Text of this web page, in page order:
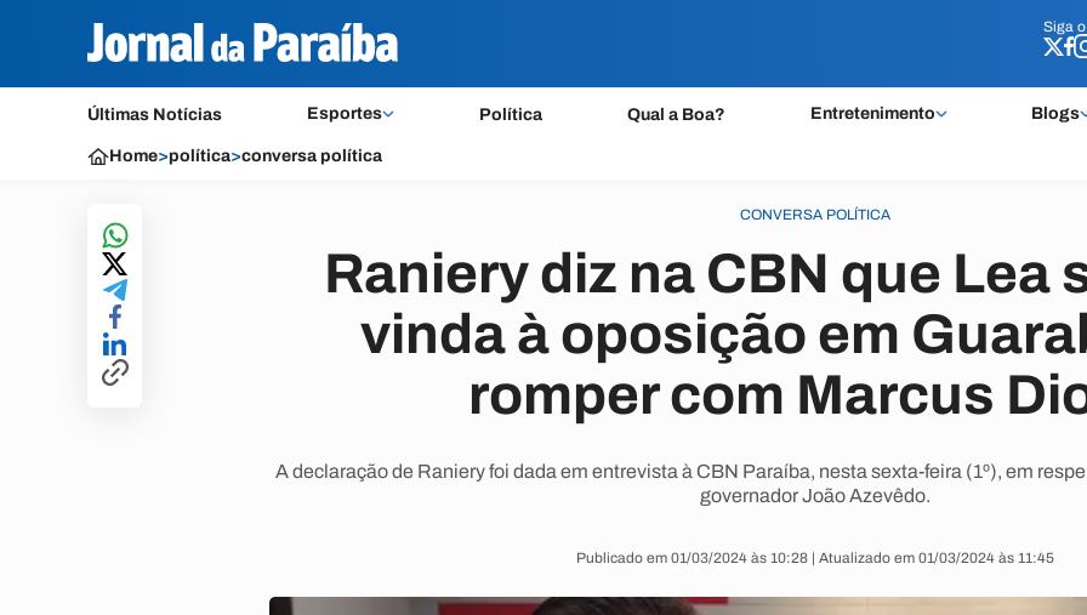
Siga o
Últimas Notícias Esportes Política Qual a Boa? Entretenimento Blogs
Siga o
Home>política>conversa política
CONVERSA POLÍTICA
Raniery diz na CBN que Lea
vinda à oposição em
romper com Marcus
A declaração de Raniery foi dada em entrevista à CBN Paraíba, nesta sexta-feira (1º), em
governador João Azevêdo.
Publicado em 01/03/2024 às 10:28 | Atualizado em 01/03/2024 às 11:45